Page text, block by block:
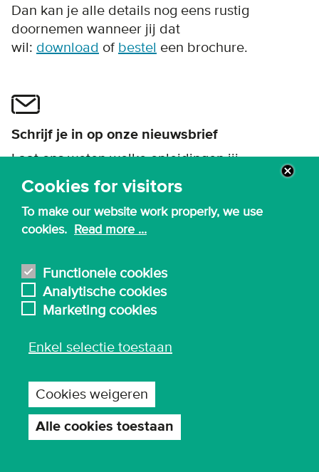
Cookies for visitors
To make our website work properly, we use
cookies. Read more ...
Functionele cookies
Analytische cookies
Marketing cookies
Enkel selectie toestaan
Cookies weigeren
Alle cookies toestaan
Dan kan je alle details nog eens rustig
doornemen wanneer jij dat
wil: download of bestel een brochure.
Schrijf je in op onze nieuwsbrief
Laat ons weten welke opleidingen jij
interessant vindt, dan sturen we je de juiste
informatie op.Ik kies mijn favoriete opleidingen
Chat met een student
Nog niet beschikbaar